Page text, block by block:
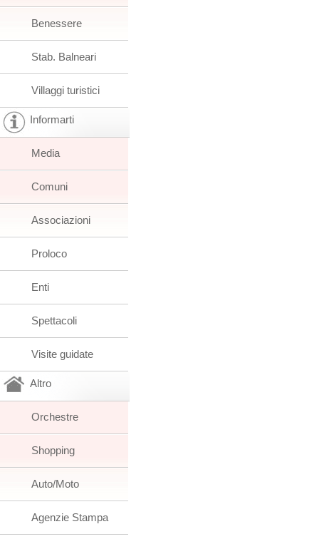
Benessere
Stab. Balneari
Villaggi turistici
Informarti
Media
Comuni
Associazioni
Proloco
Enti
Spettacoli
Visite guidate
Altro
Orchestre
Shopping
Auto/Moto
Agenzie Stampa